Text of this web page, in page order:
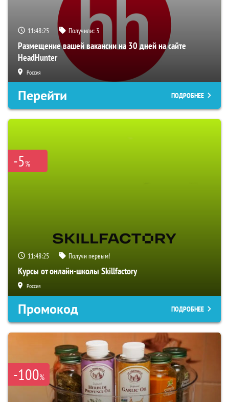
11:48:24 Получили: 3
Размещение вашей вакансии на 30 дней на сайте
HeadHunter
Россия
Перейти ПОДРОБНЕЕ
-5%
11:48:24 Получи первым!
Курсы от онлайн-школы Skillfactory
Россия
Промокод ПОДРОБНЕЕ
-100%